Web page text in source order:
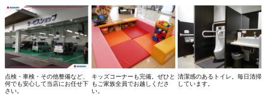
点検・車検・その他整備など、
何でも安心して当店にお任せ下
さい。
キッズコーナーも完備。ぜひと
もご家族全員でお越しくださ
い。
清潔感のあるトイレ。毎日清掃
しています。